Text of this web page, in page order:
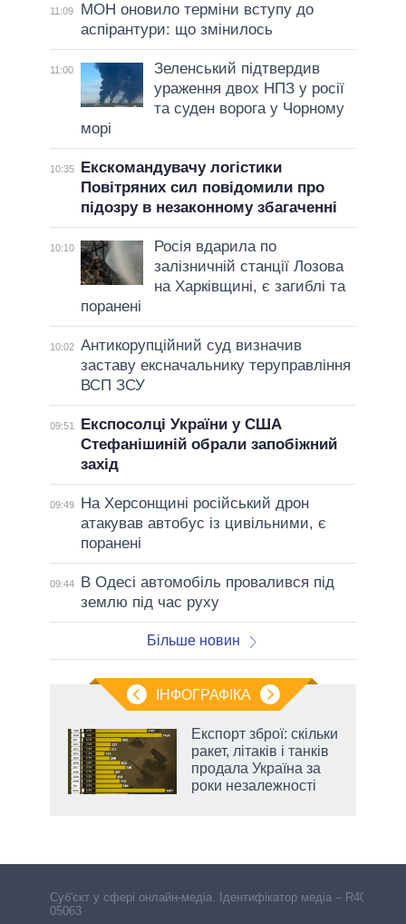
11:09
МОН оновило терміни вступу до
аспірантури: що змінилось
11:00
Зеленський підтвердив
ураження двох НПЗ у росії
та суден ворога у Чорному
морі
10:35
Екскомандувачу логістики
Повітряних сил повідомили про
підозру в незаконному збагаченні
10:10
Росія вдарила по
залізничній станції Лозова
на Харківщині, є загиблі та
поранені
10:02 Антикорупційний суд визначив
заставу ексначальнику теруправління
ВСП ЗСУ
09:51
Експосолці України у США
Стефанішиній обрали запобіжний
захід
09:49
На Херсонщині російський дрон
атакував автобус із цивільними, є
поранені
09:44
В Одесі автомобіль провалився під
землю під час руху
Більше новин
ІНФОГРАФІКА
Експорт зброї: скільки
ракет, літаків і танків
продала Україна за
роки незалежності
Cуб'єкт у сфері онлайн-медіа. Ідентифікатор медіа – R40-
05063